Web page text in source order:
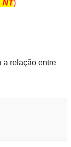
NT)
a relação entre